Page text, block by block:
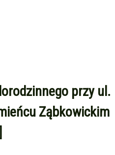
przy ul.
Ząbkowickim